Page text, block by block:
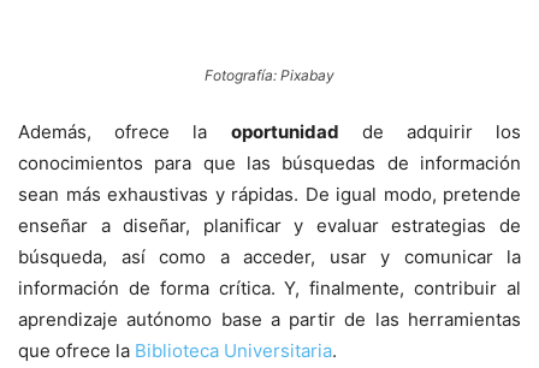
Fotografía: Pixabay
Además, ofrece la oportunidad de adquirir los
conocimientos para que las búsquedas de información
sean más exhaustivas y rápidas. De igual modo, pretende
enseñar a diseñar, planificar y evaluar estrategias de
búsqueda, así como a acceder, usar y comunicar la
información de forma crítica. Y, finalmente, contribuir al
aprendizaje autónomo base a partir de las herramientas
que ofrece la Biblioteca Universitaria.